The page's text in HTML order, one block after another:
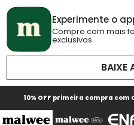
Experimente o
Compre com mais
exclusivas.
BAIXE
10% OFF primeira compra com